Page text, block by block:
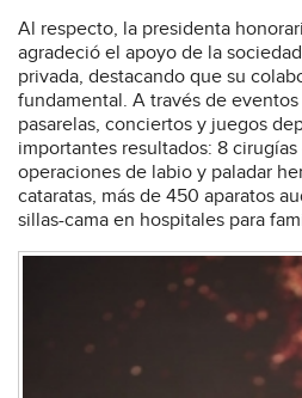
Al respecto, la presidenta
agradeció el apoyo de la
privada, destacando que su
fundamental. A través de
pasarelas, conciertos y juegos
importantes resultados: 8
operaciones de labio y paladar
cataratas, más de 450 aparatos
sillas-cama en hospitales para